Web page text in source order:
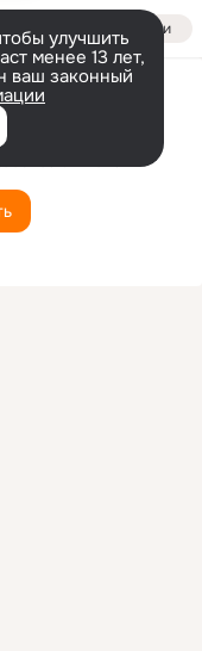
Войти
улучшить
менее 13 лет,
ваш законный